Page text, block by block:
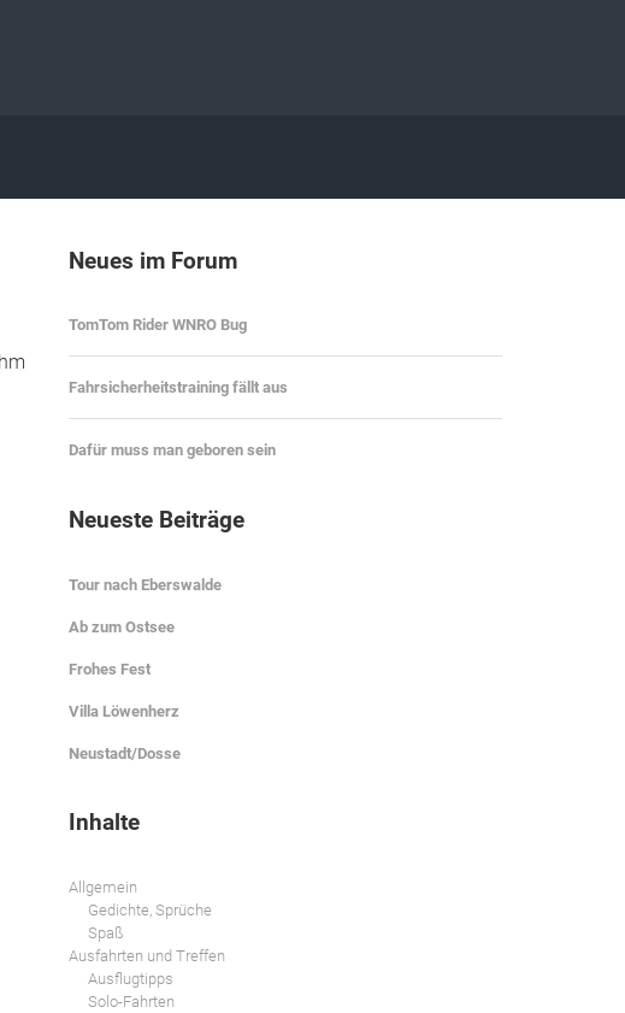
Neues im Forum
TomTom Rider WNRO Bug
Fahrsicherheitstraining fällt aus
Dafür muss man geboren sein
Neueste Beiträge
Tour nach Eberswalde
Ab zum Ostsee
Frohes Fest
Villa Löwenherz
Neustadt/Dosse
Inhalte
Allgemein
Gedichte, Sprüche
Spaß
Ausfahrten und Treffen
Ausflugtipps
Solo-Fahrten